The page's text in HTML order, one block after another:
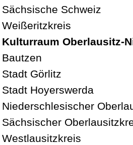
Sächsische Schweiz
Weißeritzkreis
Kulturraum Oberlausitz-
Bautzen
Stadt Görlitz
Stadt Hoyerswerda
Niederschlesischer
Sächsischer
Westlausitzkreis